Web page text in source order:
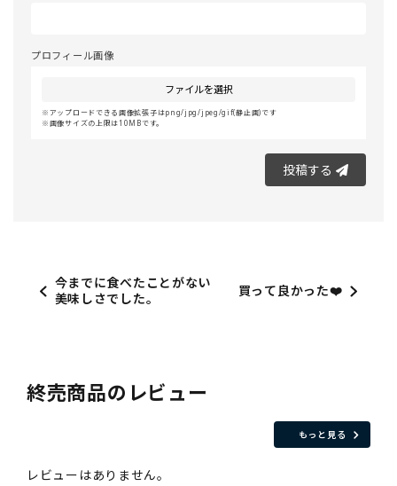
プロフィール画像
ファイルを選択
アップロードできる画像拡張子はpng/jpg/jpeg/gif(静止画)です
画像サイズの上限は10MBです。
投稿する
今までに食べたことがない
美味しさでした。
買って良かった❤️
終売商品のレビュー
もっと見る